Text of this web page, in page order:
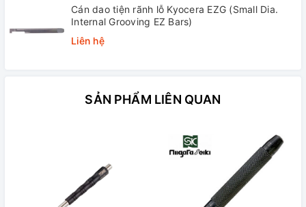
Cán dao tiện rãnh lỗ Kyocera EZG (Small Dia.
Internal Grooving EZ Bars)
Liên hệ
SẢN PHẨM LIÊN QUAN